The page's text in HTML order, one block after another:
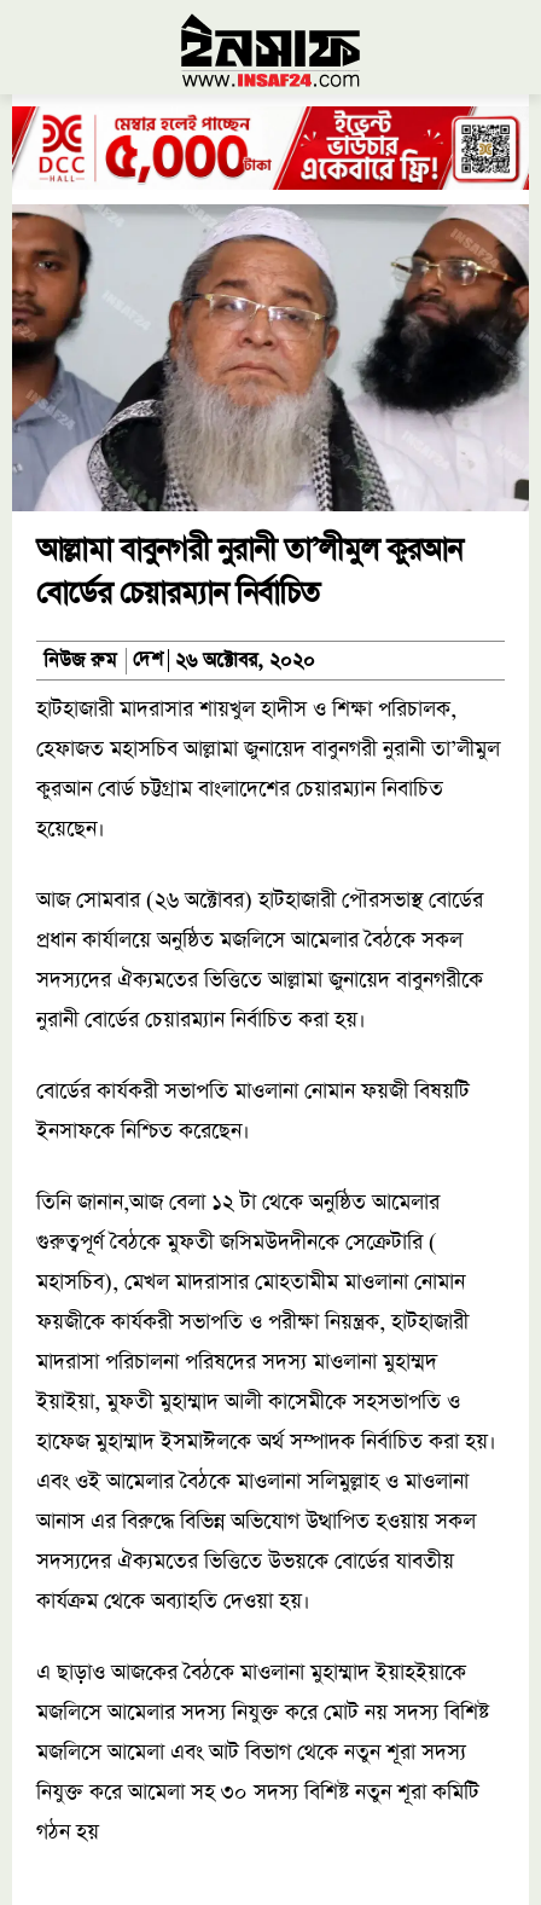
আল্লামা বাবুনগরী নুরানী তা’লীমুল কুরআন
বোর্ডের চেয়ারম্যান নির্বাচিত
নিউজ রুম দেশ ২৬ অক্টোবর, ২০২০
হাটহাজারী মাদরাসার শায়খুল হাদীস ও শিক্ষা পরিচালক,
হেফাজত মহাসচিব আল্লামা জুনায়েদ বাবুনগরী নুরানী তা’লীমুল
কুরআন বোর্ড চট্টগ্রাম বাংলাদেশের চেয়ারম্যান নিবাচিত
হয়েছেন।
আজ সোমবার (২৬ অক্টোবর) হাটহাজারী পৌরসভাস্থ বোর্ডের
প্রধান কার্যালয়ে অনুষ্ঠিত মজলিসে আমেলার বৈঠকে সকল
সদস্যদের ঐক্যমতের ভিত্তিতে আল্লামা জুনায়েদ বাবুনগরীকে
নুরানী বোর্ডের চেয়ারম্যান নির্বাচিত করা হয়।
বোর্ডের কার্যকরী সভাপতি মাওলানা নোমান ফয়জী বিষয়টি
ইনসাফকে নিশ্চিত করেছেন।
তিনি জানান,আজ বেলা ১২ টা থেকে অনুষ্ঠিত আমেলার
গুরুত্বপূর্ণ বৈঠকে মুফতী জসিমউদদীনকে সেক্রেটারি (
মহাসচিব), মেখল মাদরাসার মোহতামীম মাওলানা নোমান
ফয়জীকে কার্যকরী সভাপতি ও পরীক্ষা নিয়ন্ত্রক, হাটহাজারী
মাদরাসা পরিচালনা পরিষদের সদস্য মাওলানা মুহাম্মদ
ইয়াইয়া, মুফতী মুহাম্মাদ আলী কাসেমীকে সহসভাপতি ও
হাফেজ মুহাম্মাদ ইসমাঈলকে অর্থ সম্পাদক নির্বাচিত করা হয়।
এবং ওই আমেলার বৈঠকে মাওলানা সলিমুল্লাহ ও মাওলানা
আনাস এর বিরুদ্ধে বিভিন্ন অভিযোগ উত্থাপিত হওয়ায় সকল
সদস্যদের ঐক্যমতের ভিত্তিতে উভয়কে বোর্ডের যাবতীয়
কার্যক্রম থেকে অব্যাহতি দেওয়া হয়।
এ ছাড়াও আজকের বৈঠকে মাওলানা মুহাম্মাদ ইয়াহইয়াকে
মজলিসে আমেলার সদস্য নিযুক্ত করে মোট নয় সদস্য বিশিষ্ট
মজলিসে আমেলা এবং আট বিভাগ থেকে নতুন শূরা সদস্য
নিযুক্ত করে আমেলা সহ ৩০ সদস্য বিশিষ্ট নতুন শূরা কমিটি
গঠন হয়